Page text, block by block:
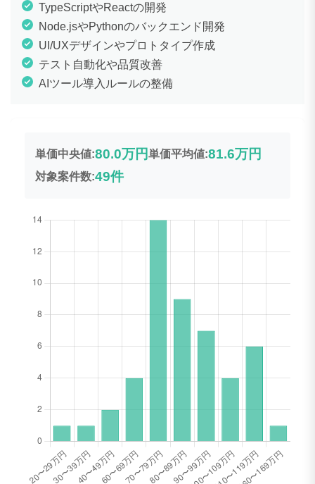
TypeScriptやReactの開発
Node.jsやPythonのバックエンド開発
UI/UXデザインやプロトタイプ作成
テスト自動化や品質改善
AIツール導入ルールの整備
単価中央値:80.0万円単価平均値:81.6万円
対象案件数:49件